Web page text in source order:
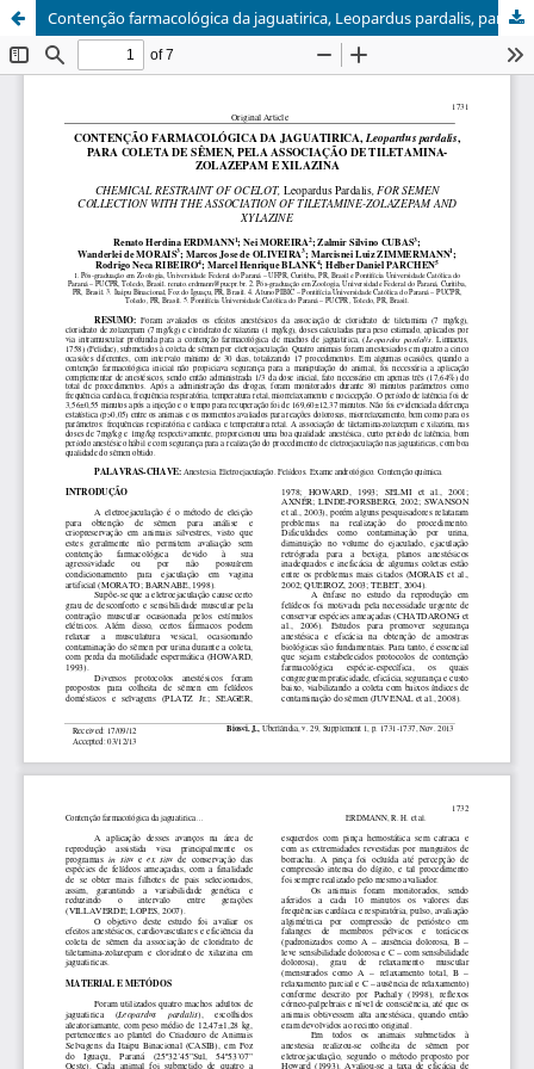
Contenção farmacológica da jaguatirica, Leopardus pardalis, para coleta de sêmen, pela associação de tiletamina-zolazepam e xilazina